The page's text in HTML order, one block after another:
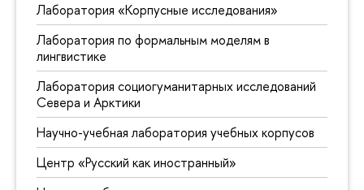
Лаборатория «Корпусные исследования»
Лаборатория по формальным моделям в
лингвистике
Лаборатория социогуманитарных исследований
Севера и Арктики
Научно-учебная лаборатория учебных корпусов
Центр «Русский как иностранный»